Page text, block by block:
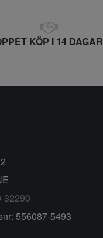
KÖP I 14 DAGAR
32290
556087-5493